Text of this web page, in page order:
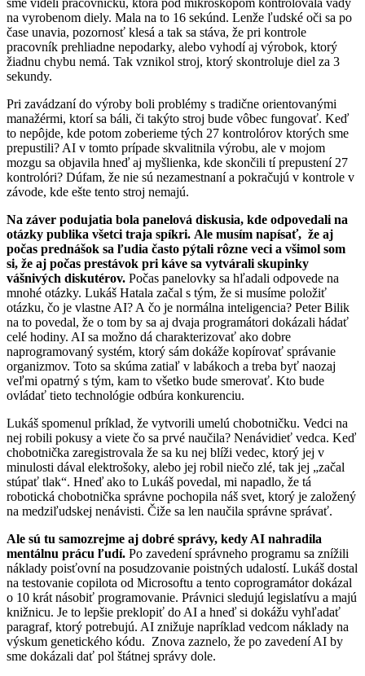
sme videli pracovníčku, ktorá pod mikroskopom kontrolovala vady
na vyrobenom diely. Mala na to 16 sekúnd. Lenže ľudské oči sa po
čase unavia, pozornosť klesá a tak sa stáva, že pri kontrole
pracovník prehliadne nepodarky, alebo vyhodí aj výrobok, ktorý
žiadnu chybu nemá. Tak vznikol stroj, ktorý skontroluje diel za 3
sekundy.
Pri zavádzaní do výroby boli problémy s tradične orientovanými
manažérmi, ktorí sa báli, či takýto stroj bude vôbec fungovať. Keď
to nepôjde, kde potom zoberieme tých 27 kontrolórov ktorých sme
prepustili? AI v tomto prípade skvalitnila výrobu, ale v mojom
mozgu sa objavila hneď aj myšlienka, kde skončili tí prepustení 27
kontrolóri? Dúfam, že nie sú nezamestnaní a pokračujú v kontrole v
závode, kde ešte tento stroj nemajú.
Na záver podujatia bola panelová diskusia, kde odpovedali na
otázky publika všetci traja spíkri. Ale musím napísať, že aj
počas prednášok sa ľudia často pýtali rôzne veci a všimol som
si, že aj počas prestávok pri káve sa vytvárali skupinky
vášnivých diskutérov. Počas panelovky sa hľadali odpovede na
mnohé otázky. Lukáš Hatala začal s tým, že si musíme položiť
otázku, čo je vlastne AI? A čo je normálna inteligencia? Peter Bilik
na to povedal, že o tom by sa aj dvaja programátori dokázali hádať
celé hodiny. AI sa možno dá charakterizovať ako dobre
naprogramovaný systém, ktorý sám dokáže kopírovať správanie
organizmov. Toto sa skúma zatiaľ v labákoch a treba byť naozaj
veľmi opatrný s tým, kam to všetko bude smerovať. Kto bude
ovládať tieto technológie odbúra konkurenciu.
Lukáš spomenul príklad, že vytvorili umelú chobotničku. Vedci na
nej robili pokusy a viete čo sa prvé naučila? Nenávidieť vedca. Keď
chobotnička zaregistrovala že sa ku nej blíži vedec, ktorý jej v
minulosti dával elektrošoky, alebo jej robil niečo zlé, tak jej „začal
stúpať tlak“. Hneď ako to Lukáš povedal, mi napadlo, že tá
robotická chobotnička správne pochopila náš svet, ktorý je založený
na medziľudskej nenávisti. Čiže sa len naučila správne správať.
Ale sú tu samozrejme aj dobré správy, kedy AI nahradila
mentálnu prácu ľudí. Po zavedení správneho programu sa znížili
náklady poisťovní na posudzovanie poistných udalostí. Lukáš dostal
na testovanie copilota od Microsoftu a tento coprogramátor dokázal
o 10 krát násobiť programovanie. Právnici sledujú legislatívu a majú
knižnicu. Je to lepšie preklopiť do AI a hneď si dokážu vyhľadať
paragraf, ktorý potrebujú. AI znižuje napríklad vedcom náklady na
výskum genetického kódu. Znova zaznelo, že po zavedení AI by
sme dokázali dať pol štátnej správy dole.